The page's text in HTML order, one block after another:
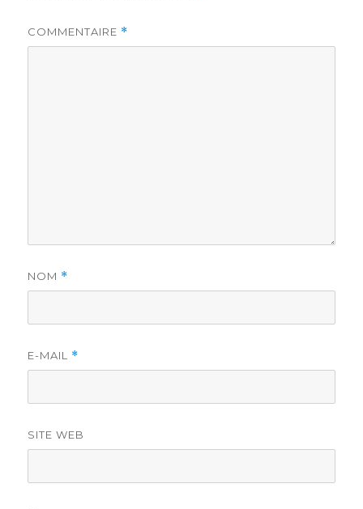
COMMENTAIRE *
NOM *
E-MAIL *
SITE WEB